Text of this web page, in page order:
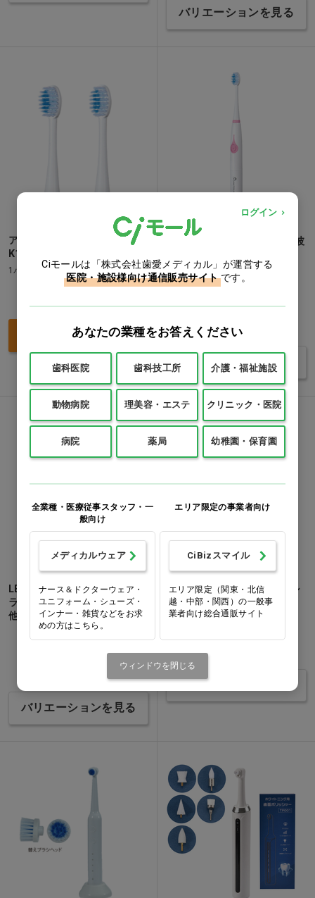
バリエーションを見る
アマテラス 音波振動ハブラシ
K10 替えブラシ やわらかめ
1パック(2本)
買い物カゴ
AMATERUS(アマテラス) 音波
1本
バリエーションを見る
LEBOND(レボンド) 音波歯ブ
ラシ iN 替えブラシ ホワイト…
他
バリエーションを見る
マルチ歯面ポリッシャー ピン
ク…他
1セット
バリエーションを見る
ログイン
Ciモールは「株式会社歯愛メディカル」が運営する
医院・施設様向け通信販売サイト です。
あなたの業種をお答えください
歯科医院 歯科技工所 介護・福祉施設
動物病院 理美容・エステ クリニック・医院
病院 薬局 幼稚園・保育園
全業種・医療従事スタッフ・一
般向け
メディカルウェア
ナース＆ドクターウェア・
ユニフォーム・シューズ・
インナー・雑貨などをお求
めの方はこちら。
エリア限定の事業者向け
CiBizスマイル
エリア限定（関東・北信
越・中部・関西）の一般事
業者向け総合通販サイト
ウィンドウを閉じる